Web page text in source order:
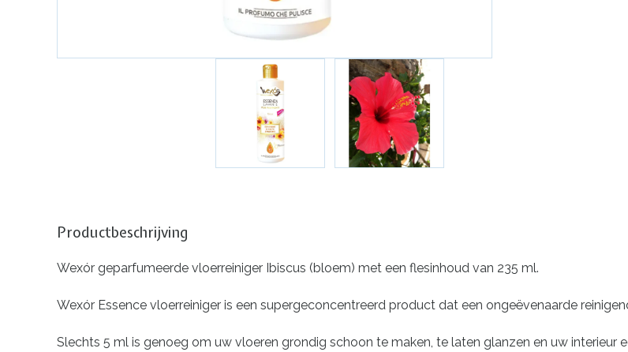
Productbeschrijving
Wexór geparfumeerde vloerreiniger Ibiscus (bloem) met een flesinhoud van 235 ml.
Wexór Essence vloerreiniger is een supergeconcentreerd product dat een ongeëvenaarde
Slechts 5 ml is genoeg om uw vloeren grondig schoon te maken, te laten glanzen en uw interieur